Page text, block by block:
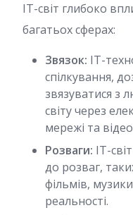
IT-світ глибоко
багатьох сферах:
Звязок: IT-
спілкування,
звязуватися з
світу через
мережі та
Розваги: IT-
до розваг,
фільмів,
реальності.